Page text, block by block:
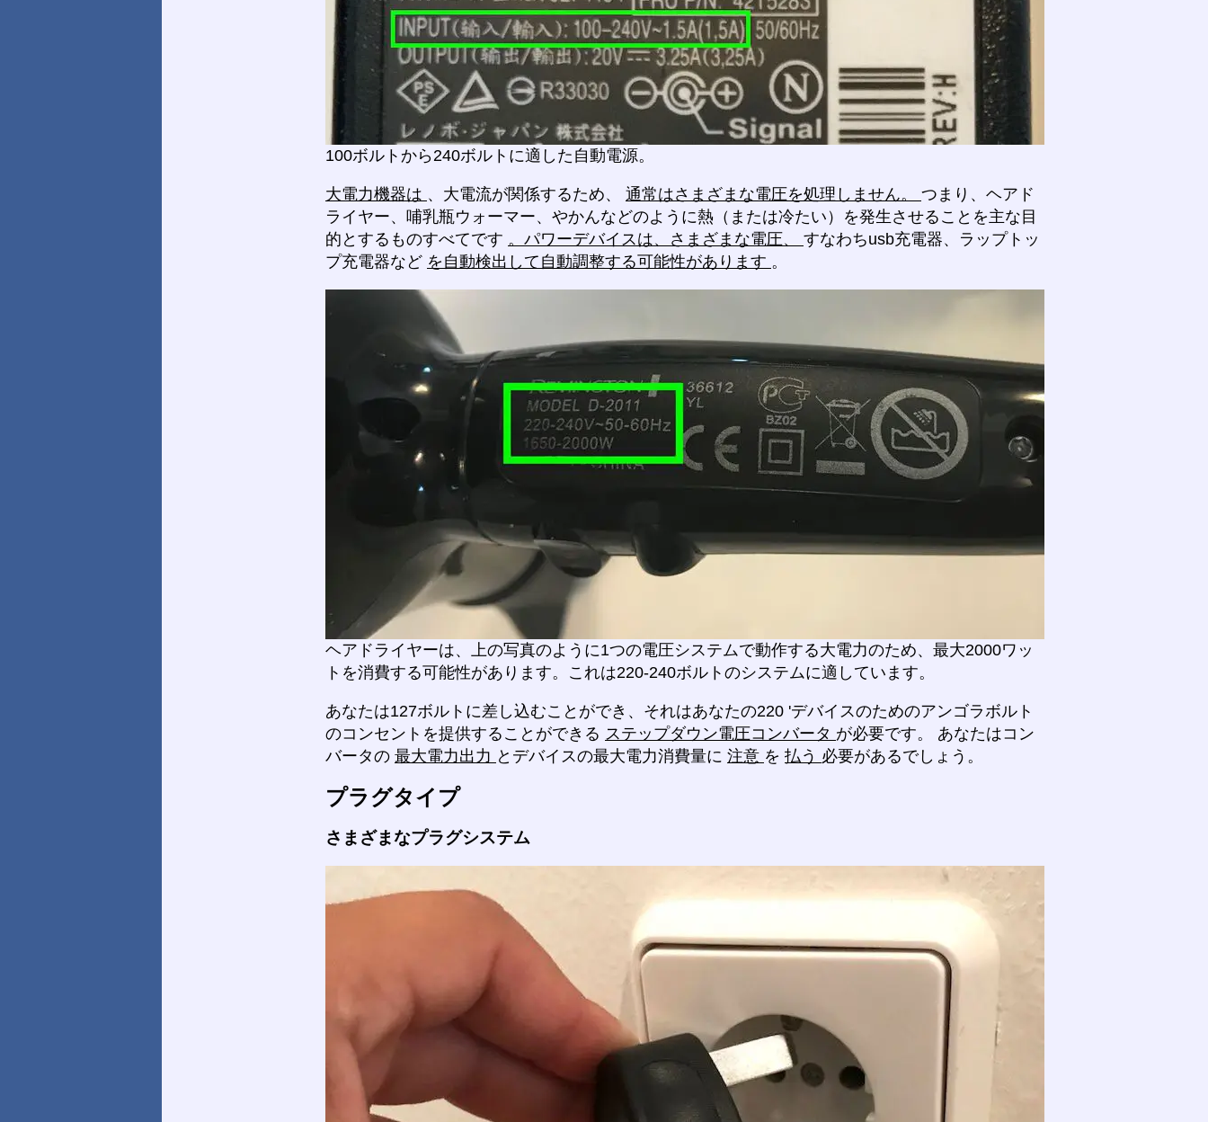
100ボルトから240ボルトに適した自動電源。
大電力機器は 、大電流が関係するため、 通常はさまざまな電圧を処理しません。 つまり、ヘアド
ライヤー、哺乳瓶ウォーマー、やかんなどのように熱（または冷たい）を発生させることを主な目
的とするものすべてです 。パワーデバイスは、さまざまな電圧、 すなわちusb充電器、ラップトッ
プ充電器など を自動検出して自動調整する可能性があります 。
ヘアドライヤーは、上の写真のように1つの電圧システムで動作する大電力のため、最大2000ワッ
トを消費する可能性があります。これは220-240ボルトのシステムに適しています。
あなたは127ボルトに差し込むことができ、それはあなたの220 'デバイスのためのアンゴラボルト
のコンセントを提供することができる ステップダウン電圧コンバータ が必要です。 あなたはコン
バータの 最大電力出力 とデバイスの最大電力消費量に 注意 を 払う 必要があるでしょう。
プラグタイプ
さまざまなプラグシステム